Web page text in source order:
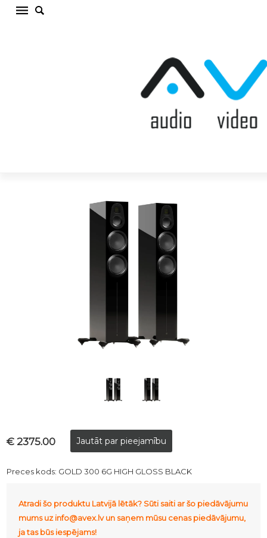
MONITOR AUDIO GOLD 300 6G HIGH GLOSS
BLACK Grīdas akustiskā sistēma (cena par
€ 2375.00
Preces kods: GOLD 300 6G HIGH GLOSS BLACK
Atradi šo produktu Latvijā lētāk? Sūti saiti ar šo piedāvājumu
mums uz info@avex.lv un saņem mūsu cenas piedāvājumu,
ja tas būs iespējams!